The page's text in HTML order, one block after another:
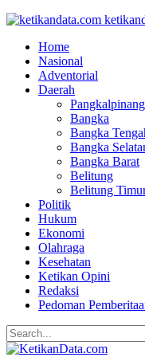
Home
Nasional
Adventorial
Daerah
Pangkalpinang
Bangka
Bangka
Bangka
Bangka Barat
Belitung
Belitung
Politik
Hukum
Ekonomi
Olahraga
Kesehatan
Ketikan Opini
Redaksi
Pedoman